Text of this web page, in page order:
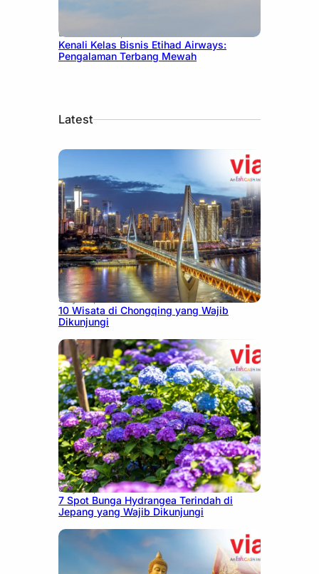
December 27, 2024
Kenali Kelas Bisnis Etihad Airways:
Pengalaman Terbang Mewah
Latest
July 30, 2026
10 Wisata di Chongqing yang Wajib
Dikunjungi
July 23, 2026
7 Spot Bunga Hydrangea Terindah di
Jepang yang Wajib Dikunjungi